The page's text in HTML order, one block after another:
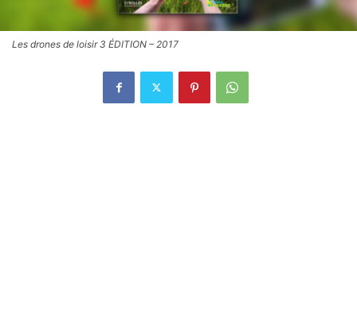
Les drones de loisir 3 ÉDITION – 2017